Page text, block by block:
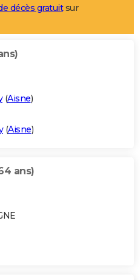
décès gratuitsur
(Aisne)
(Aisne)
ans)